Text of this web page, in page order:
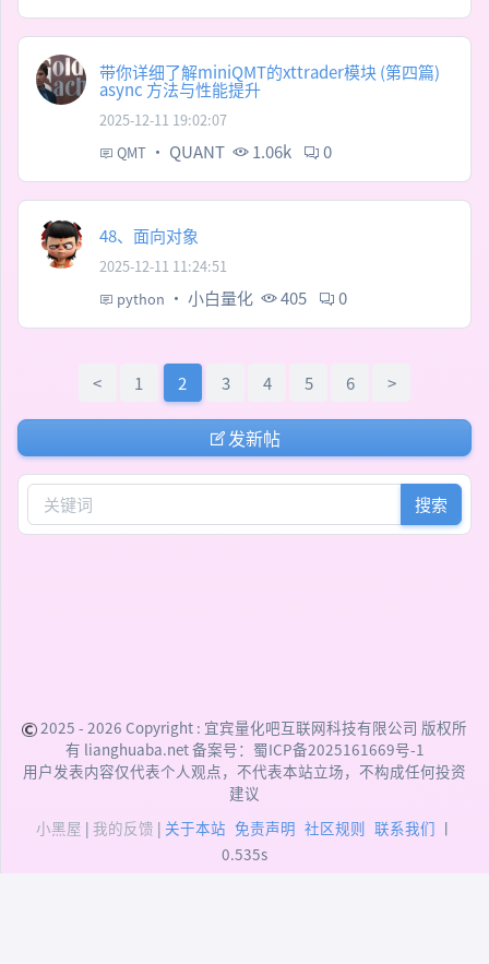
带你详细了解miniQMT的xttrader模块 (第四篇)
async 方法与性能提升
2025-12-11 19:02:07
QMT · QUANT 1.06k 0
48、面向对象
2025-12-11 11:24:51
python · 小白量化 405 0
< 1 2 3 4 5 6 >
发新帖
搜索
2025 - 2026 Copyright : 宜宾量化吧互联网科技有限公司 版权所
有 lianghuaba.net 备案号： 蜀ICP备2025161669号-1
用户发表内容仅代表个人观点，不代表本站立场，不构成任何投资
建议
小黑屋 | 我的反馈 | 关于本站 免责声明 社区规则 联系我们 丨
0.535s